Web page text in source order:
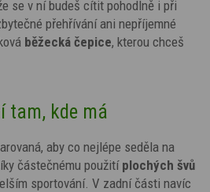
se v ní budeš cítit pohodlně i při
přehřívání ani nepříjemné
běžecká čepice, kterou chceš
tam, kde má
aby co nejlépe seděla na
částečnému použití plochých švů
sportování. V zadní části navíc